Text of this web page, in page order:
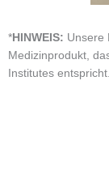
* HINWEIS: Unsere
Medizinprodukt,
Institutes entspricht.